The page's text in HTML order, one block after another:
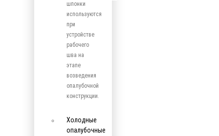
шпонки
используются
при
устройстве
рабочего
шва на
этапе
возведения
опалубочной
конструкции.
Холодные
опалубочные